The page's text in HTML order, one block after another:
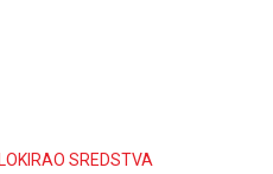
SREDSTVA